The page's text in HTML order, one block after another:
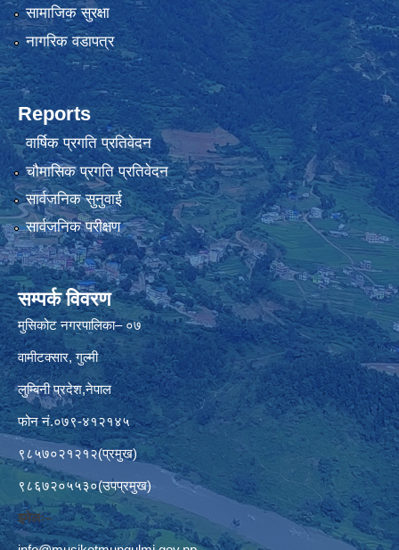
सामाजिक सुरक्षा
नागरिक वडापत्र
Reports
वार्षिक प्रगति प्रतिवेदन
चौमासिक प्रगति प्रतिवेदन
सार्वजनिक सुनुवाई
सार्वजनिक परीक्षण
सम्पर्क विवरण
मुसिकोट नगरपालिका– ०७
वामीटक्सार, गुल्मी
लुम्बिनी प्रदेश,नेपाल
फोन नं.०७९-४१२१४५
९८५७०२१२१२(प्रमुख)
९८६७२०५५३०(उपप्रमुख)
इमेलः–